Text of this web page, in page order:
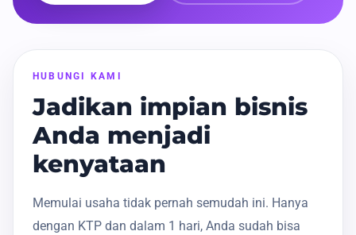
HUBUNGI KAMI
Jadikan impian bisnis
Anda menjadi
kenyataan
Memulai usaha tidak pernah semudah ini. Hanya
dengan KTP dan dalam 1 hari, Anda sudah bisa